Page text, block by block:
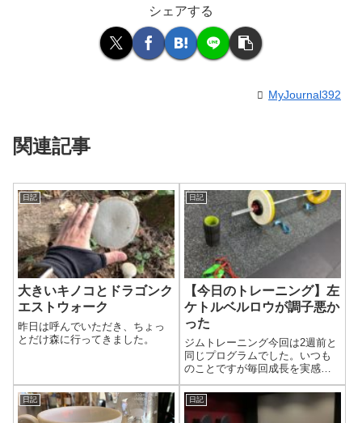
シェアする
MyJournal392
関連記事
日記
大きいキノコとドラゴンク
エストウォーク
昨日は呼んでいただき、ちょっ
とだけ森に行ってきました。
日記
【今日のトレーニング】左
ケトルベルロウが調子悪か
った
ジムトレーニング今回は2週前と
同じプログラムでした。いつも
のことですが毎回成長を実感で
きているので、この環境はあり
がたいです。まだキッチリでき
てない種目もありますが、相変
わらずやり終えた達成感はクセ
日記 日記